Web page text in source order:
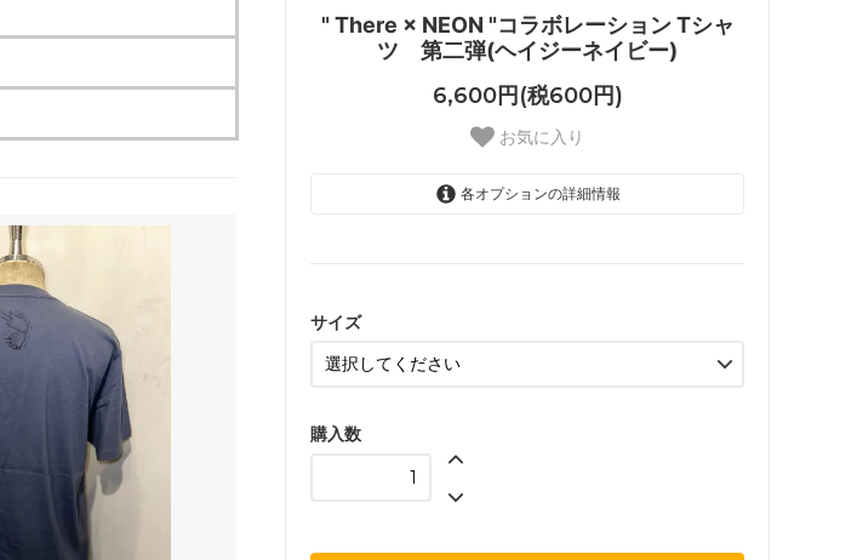
" There × NEON "コラボレーション Tシャ
ツ 第二弾(ヘイジーネイビー)
6,600円(税600円)
お気に入り
各オプションの詳細情報
サイズ
購入数